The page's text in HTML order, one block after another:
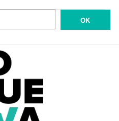
OK